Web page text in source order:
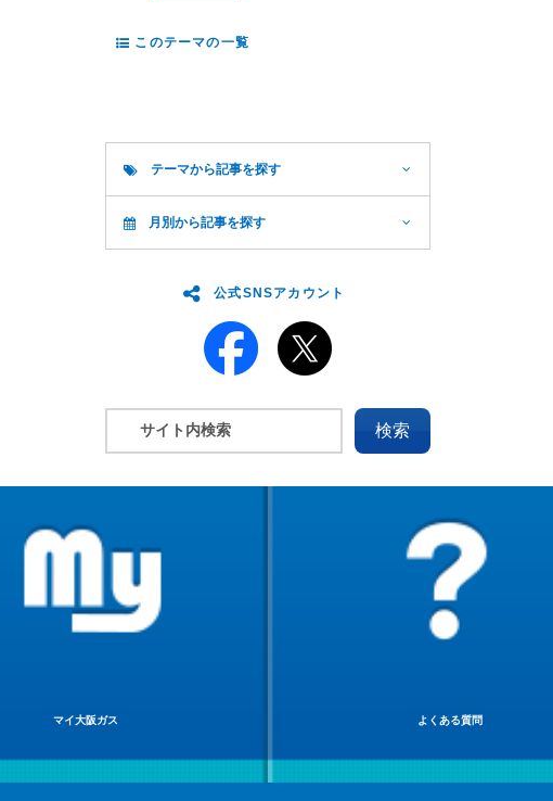
このテーマの一覧
テーマから記事を探す
月別から記事を探す
公式SNSアカウント
マイ大阪ガス よくある質問